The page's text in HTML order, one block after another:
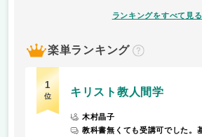
ランキングをすべて見る
楽単ランキング
？
1
位 キリスト教人間学
木村晶子